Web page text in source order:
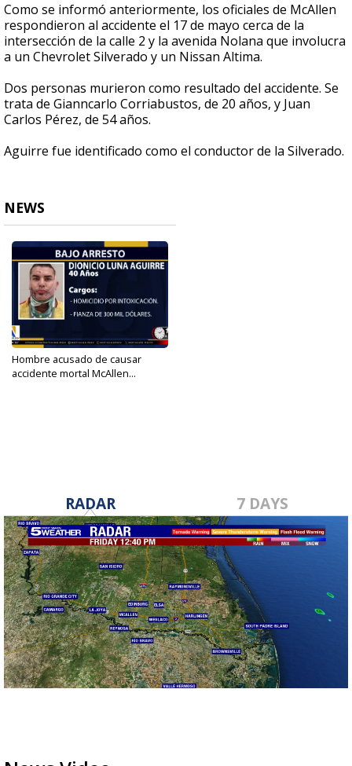
Como se informó anteriormente, los oficiales de McAllen
respondieron al accidente el 17 de mayo cerca de la
intersección de la calle 2 y la avenida Nolana que involucra
a un Chevrolet Silverado y un Nissan Altima.
Dos personas murieron como resultado del accidente. Se
trata de Gianncarlo Corriabustos, de 20 años, y Juan
Carlos Pérez, de 54 años.
Aguirre fue identificado como el conductor de la Silverado.
NEWS
Hombre acusado de causar
accidente mortal McAllen...
RADAR 7 DAYS